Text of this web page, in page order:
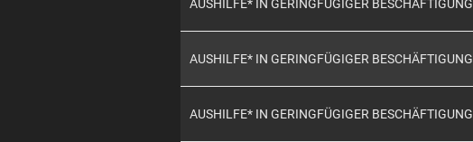
AUSHILFE* IN GERINGFÜGIGER BESCHÄFTIGUNG
AUSHILFE* IN GERINGFÜGIGER BESCHÄFTIGUNG
AUSHILFE* IN GERINGFÜGIGER BESCHÄFTIGUNG